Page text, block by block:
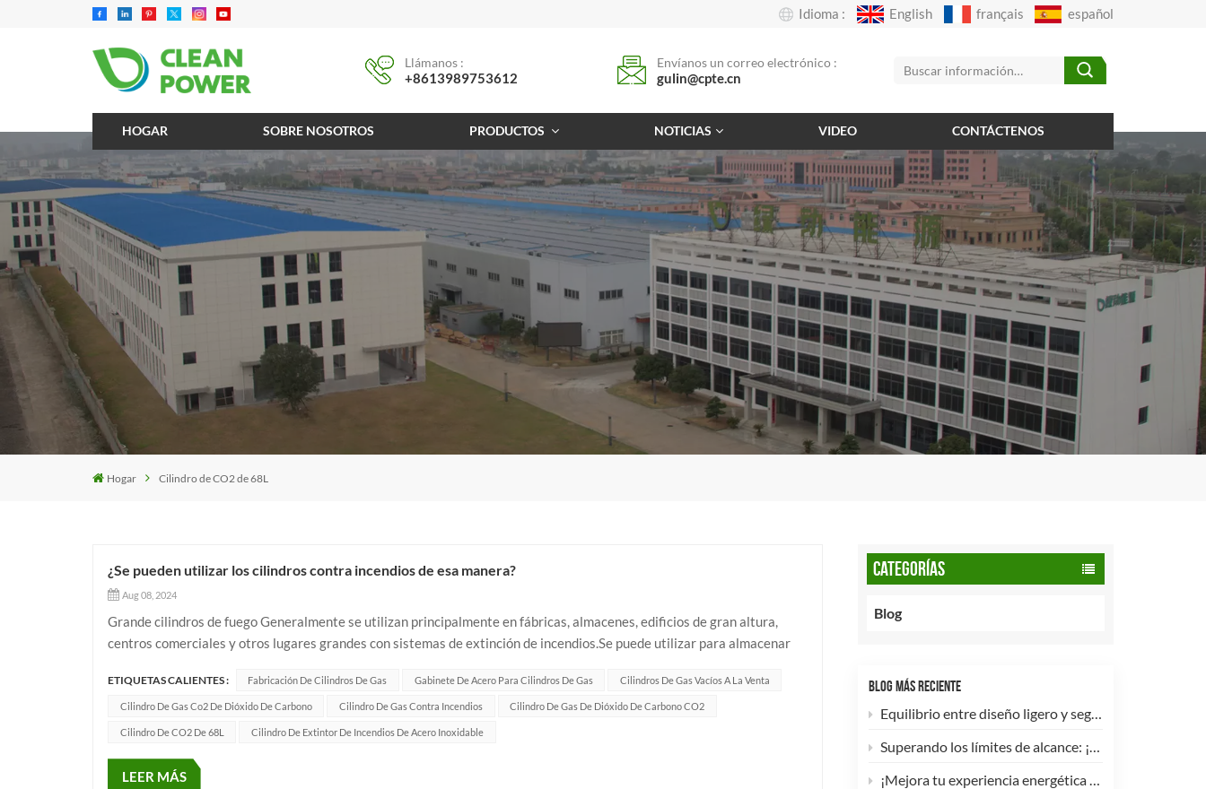
Idioma : English français español
Llámanos :
+8613989753612
Envíanos un correo electrónico :
gulin@cpte.cn
HOGAR SOBRE NOSOTROS PRODUCTOS NOTICIAS VIDEO CONTÁCTENOS
Hogar Cilindro de CO2 de 68L
CATEGORÍAS
Blog
BLOG MÁS RECIENTE
Equilibrio entre diseño ligero y seguridad: cómo los cilindros de GNC tipo 2 de 90 litros potencian las flotas comerciales.
Superando los límites de alcance: ¡Los cilindros de hidrógeno para UAV tipo 4 ya están disponibles para personalización de alta eficiencia!
¡Mejora tu experiencia energética con nuestra bombona de GLP compuesta de 5 kg! 🚀✨
¿Se pueden utilizar los cilindros contra incendios de esa manera?
Aug 08, 2024
Grande cilindros de fuego Generalmente se utilizan principalmente en fábricas, almacenes, edificios de gran altura,
centros comerciales y otros lugares grandes con sistemas de extinción de incendios.Se puede utilizar para almacenar
ETIQUETAS CALIENTES : Fabricación De Cilindros De Gas Gabinete De Acero Para Cilindros De Gas Cilindros De Gas Vacíos A La Venta
Cilindro De Gas Co2 De Dióxido De Carbono Cilindro De Gas Contra Incendios Cilindro De Gas De Dióxido De Carbono CO2
Cilindro De CO2 De 68L Cilindro De Extintor De Incendios De Acero Inoxidable
LEER MÁS